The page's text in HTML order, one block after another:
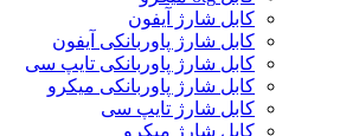
کابل شارژ آیفون
کابل شارژ پاوربانکی آیفون
کابل شارژ پاوربانکی تایپ سی
کابل شارژ پاوربانکی میکرو
کابل شارژ تایپ سی
کابل شارژ میکرو